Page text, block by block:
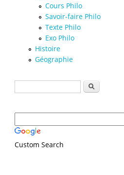
Cours Philo
Savoir-faire Philo
Texte Philo
Exo Philo
Histoire
Géographie
Formulaire de recherche
Rechercher
Custom Search